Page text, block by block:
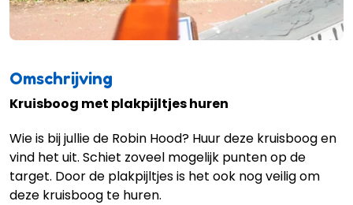
Omschrijving
Kruisboog met plakpijltjes huren
Wie is bij jullie de Robin Hood? Huur deze kruisboog en
vind het uit. Schiet zoveel mogelijk punten op de
target. Door de plakpijltjes is het ook nog veilig om
deze kruisboog te huren.